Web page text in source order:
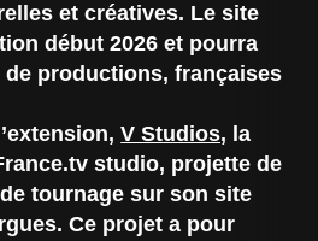
et créatives. Le site
début 2026 et pourra
productions, françaises
V Studios, la
studio, projette de
tournage sur son site
Ce projet a pour